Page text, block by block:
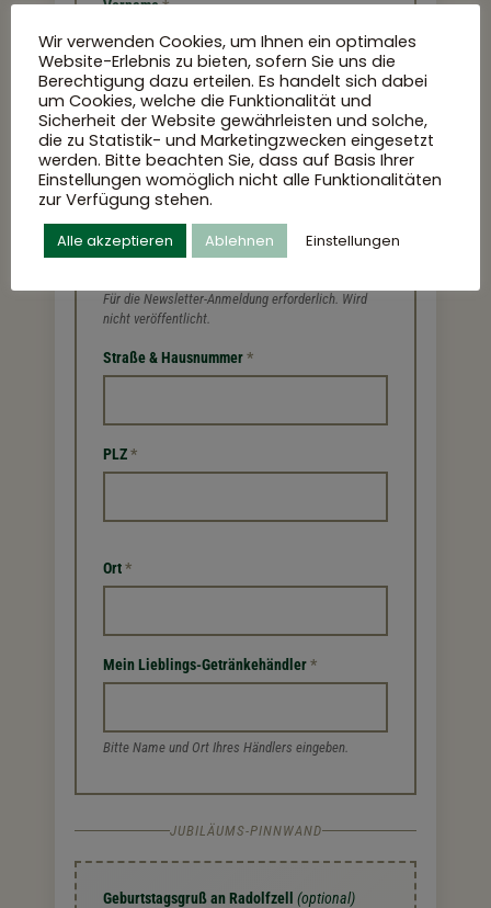
Vorname*
Nachname*
E-Mail-Adresse
Für die Newsletter-Anmeldung erforderlich. Wird
nicht veröffentlicht.
Straße & Hausnummer*
PLZ*
Ort*
Mein Lieblings-Getränkehändler*
Bitte Name und Ort Ihres Händlers eingeben.
JUBILÄUMS-PINNWAND
Geburtstagsgruß an Radolfzell (optional)
Wir verwenden Cookies, um Ihnen ein optimales
Website-Erlebnis zu bieten, sofern Sie uns die
Berechtigung dazu erteilen. Es handelt sich dabei
um Cookies, welche die Funktionalität und
Sicherheit der Website gewährleisten und solche,
die zu Statistik- und Marketingzwecken eingesetzt
werden. Bitte beachten Sie, dass auf Basis Ihrer
Einstellungen womöglich nicht alle Funktionalitäten
zur Verfügung stehen.
Alle akzeptieren Ablehnen Einstellungen